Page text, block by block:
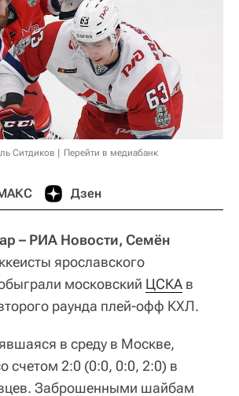
Ситдиков Перейти в медиабанк
Дзен
– РИА Новости, Семён
ярославского
московский ЦСКА в
раунда плей-офф КХЛ.
в среду в Москве,
счетом 2:0 (0:0, 0:0, 2:0) в
Заброшенными шайбам